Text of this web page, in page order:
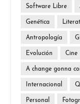
Software Libre
Genética
Antropología
Evolución Cine
A change gonna
Internacional
Personal